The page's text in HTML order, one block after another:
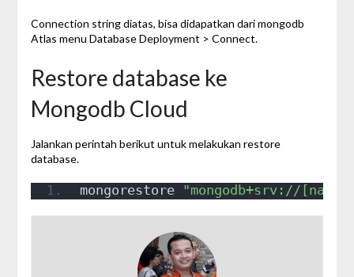
Connection string diatas, bisa didapatkan dari mongodb
Atlas menu Database Deployment > Connect.
Restore database ke
Mongodb Cloud
Jalankan perintah berikut untuk melakukan restore
database.
mongorestore "mongodb+srv://